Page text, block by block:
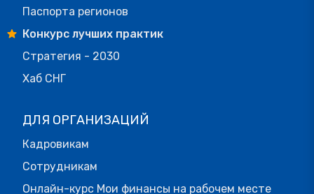
Паспорта регионов
Конкурс лучших практик
Стратегия - 2030
Хаб СНГ
ДЛЯ ОРГАНИЗАЦИЙ
Кадровикам
Сотрудникам
Онлайн-курс Мои финансы на рабочем месте